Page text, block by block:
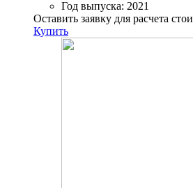
Год выпуска: 2021
Оставить заявку для расчета
Купить